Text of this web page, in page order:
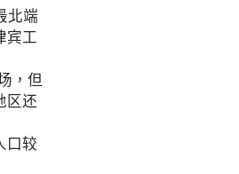
北端
宾工
，但
区还
口较